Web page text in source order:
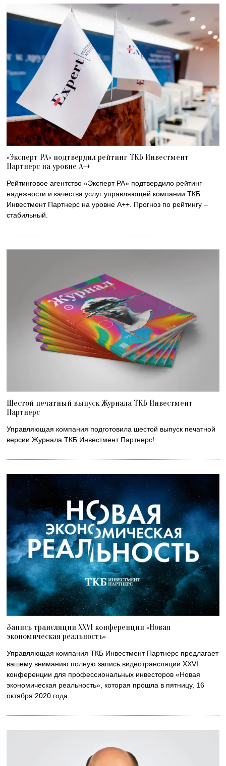
«Эксперт РА» подтвердил рейтинг ТКБ Инвестмент
Партнерс на уровне А++
Рейтинговое агентство «Эксперт РА» подтвердило рейтинг
надежности и качества услуг управляющей компании ТКБ
Инвестмент Партнерс на уровне А++. Прогноз по рейтингу ‒
стабильный.
Шестой печатный выпуск Журнала ТКБ Инвестмент
Партнерс
Управляющая компания подготовила шестой выпуск печатной
версии Журнала ТКБ Инвестмент Партнерс!
Запись трансляции XXVI конференции «Новая
экономическая реальность»
Управляющая компания ТКБ Инвестмент Партнерс предлагает
вашему вниманию полную запись видеотрансляции XXVI
конференции для профессиональных инвесторов «Новая
экономическая реальность», которая прошла в пятницу, 16
октября 2020 года.